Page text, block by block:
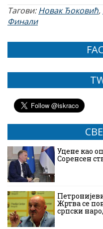
Тагови:Новак Ђоковић,
Финали
Уцене као
Соренсен
Жртва се
српски